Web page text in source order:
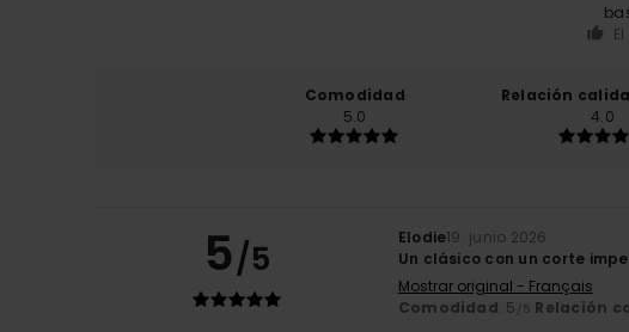
Comodidad
5.0
Relación
4.0
5/5 Elodie19. junio 2026
Un clásico con un corte
Mostrar original - Français
Comodidad: 5 /5 Relación